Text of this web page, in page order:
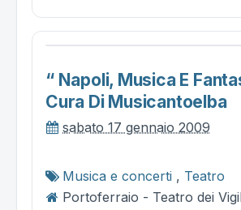
“ Napoli, Musica E
Cura Di Musicantoelba
sabato 17 gennaio 2009
Musica e concerti , Teatro
Portoferraio - Teatro dei